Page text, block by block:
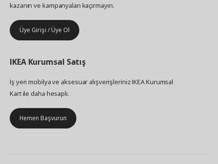
kazanın ve kampanyaları kaçırmayın.
Üye Girişi / Üye Ol
IKEA Kurumsal Satış
İş yeri mobilya ve aksesuar alışverişleriniz IKEA Kurumsal
Kart ile daha hesaplı.
Hemen Başvurun